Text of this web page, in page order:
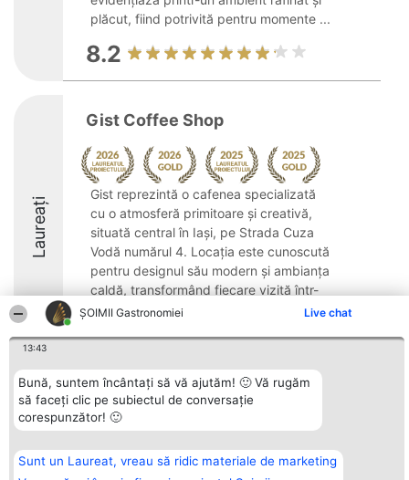
ȘOIMII Gastronomiei Live chat
13:43
Bună, suntem încântați să vă ajutăm! 🙂 Vă rugăm
să faceți clic pe subiectul de conversație
corespunzător! 🙂
Sunt un Laureat, vreau să ridic materiale de marketing
plăcut, fiind potrivită pentru momente ...
8.2
Laureați
Gist Coffee Shop
Gist reprezintă o cafenea specializată
cu o atmosferă primitoare și creativă,
situată central în Iași, pe Strada Cuza
Vodă numărul 4. Locația este cunoscută
pentru designul său modern și ambianța
caldă, transformând fiecare vizită într-
un moment ...
9.4
Organizator Ranking
BRIGHT SOLUTIONS BR SRL
Aleea Timisul De Sus 2 Bl. A30
Sc. A Et. 4 Ap. 13 Cod 061952
București
Plebiscyt
Lista Tuturor
Laureaților
Reguli